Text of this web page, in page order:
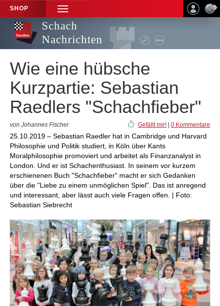
SHOP
TOGGLE
NAVIGATION
Schach
Nachrichten
Wie eine hübsche
Kurzpartie: Sebastian
Raedlers "Schachfieber"
von Johannes Fischer Gefällt mir! 0 Kommentare
25.10.2019 – Sebastian Raedler hat in Cambridge und Harvard
Philosophie und Politik studiert, in Köln über Kants
Moralphilosophie promoviert und arbeitet als Finanzanalyst in
London. Und er ist Schachenthusiast. In seinem vor kurzem
erschienenen Buch "Schachfieber" macht er sich Gedanken
über die "Liebe zu einem unmöglichen Spiel". Das ist anregend
und interessant, aber lässt auch viele Fragen offen. | Foto:
Sebastian Siebrecht